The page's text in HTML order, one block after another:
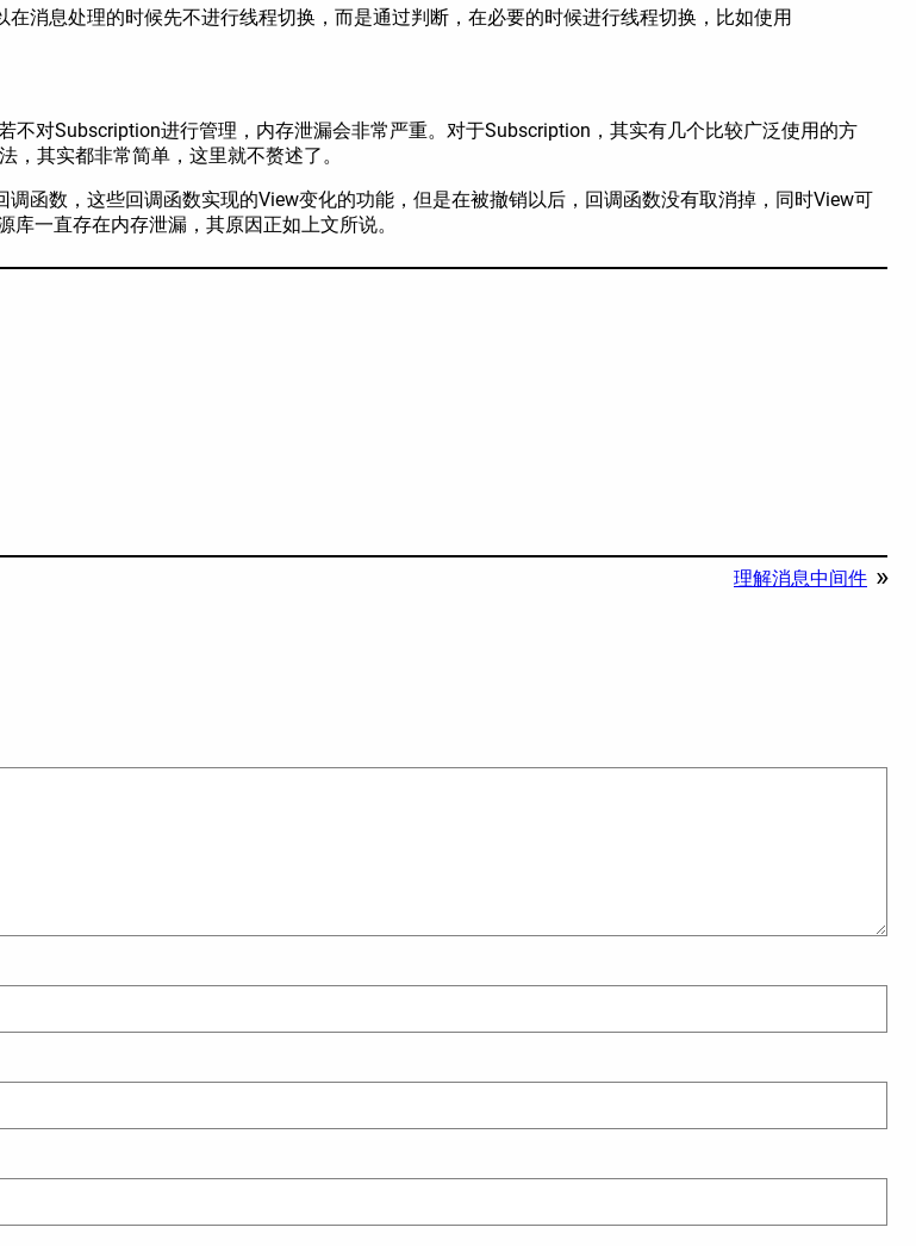
消息处理的时候先不进行线程切换，而是通过判断，在必要的时候进行线程切换，比如使用
对Subscription进行管理，内存泄漏会非常严重。对于Subscription，其实有几个比较广泛使用的方
其实都非常简单，这里就不赘述了。
函数，这些回调函数实现的View变化的功能，但是在被撤销以后，回调函数没有取消掉，同时View可
一直存在内存泄漏，其原因正如上文所说。
理解消息中间件 »